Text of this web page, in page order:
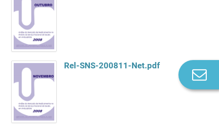
Rel-SNS-200811-Net.pdf